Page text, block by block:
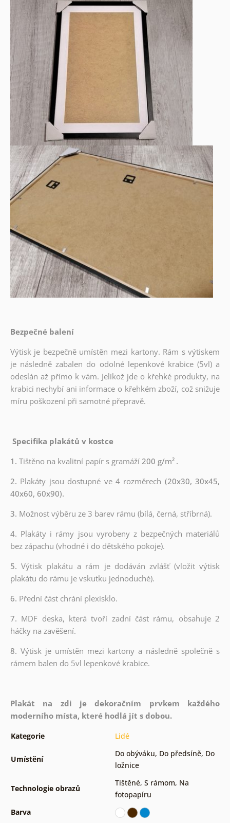
Bezpečné balení
Výtisk je bezpečně umístěn mezi kartony. Rám s výtiskem
je následně zabalen do odolné lepenkové krabice (5vl) a
odeslán až přímo k vám. Jelikož jde o křehké produkty, na
krabici nechybí ani informace o křehkém zboží, což snižuje
míru poškození při samotné přepravě.
Specifika plakátů v kostce
1. Tištěno na kvalitní papír s gramáží200 g/m² .
2. Plakáty jsou dostupné ve 4 rozměrech (20x30, 30x45,
40x60, 60x90).
3. Možnost výběru ze 3 barev rámu (bílá, černá, stříbrná).
4. Plakáty i rámy jsou vyrobeny z bezpečných materiálů
bez zápachu (vhodné i do dětského pokoje).
5.Výtisk plakátu a rám je dodáván zvlášť (vložit výtisk
plakátu do rámu je vskutku jednoduché).
6. Přední část chrání plexisklo.
7. MDF deska, která tvoří zadní část rámu, obsahuje 2
háčky na zavěšení.
8. Výtisk je umístěn mezi kartony a následně společně s
rámem balen do 5vl lepenkové krabice.
Plakát na zdi je dekoračním prvkem každého
moderního místa, které hodlá jít s dobou.
Kategorie Lidé
Umístění
Do obýváku, Do předsíně, Do
ložnice
Technologie obrazů
Tištěné, S rámom, Na
fotopapíru
Barva